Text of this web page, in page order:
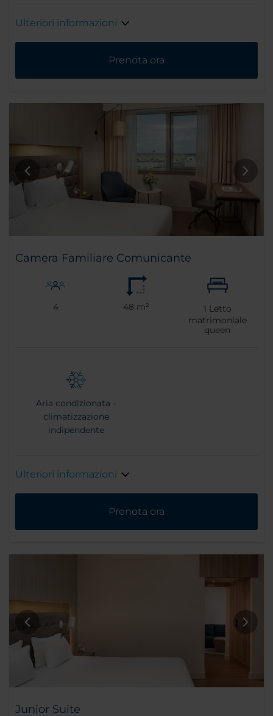
Ulteriori informazioni
Prenota ora
Camera Familiare Comunicante
4 48 m² 1 Letto
matrimoniale
queen
Aria condizionata -
climatizzazione
indipendente
Ulteriori informazioni
Prenota ora
Junior Suite